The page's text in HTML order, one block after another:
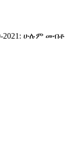
2021: ሁሉም